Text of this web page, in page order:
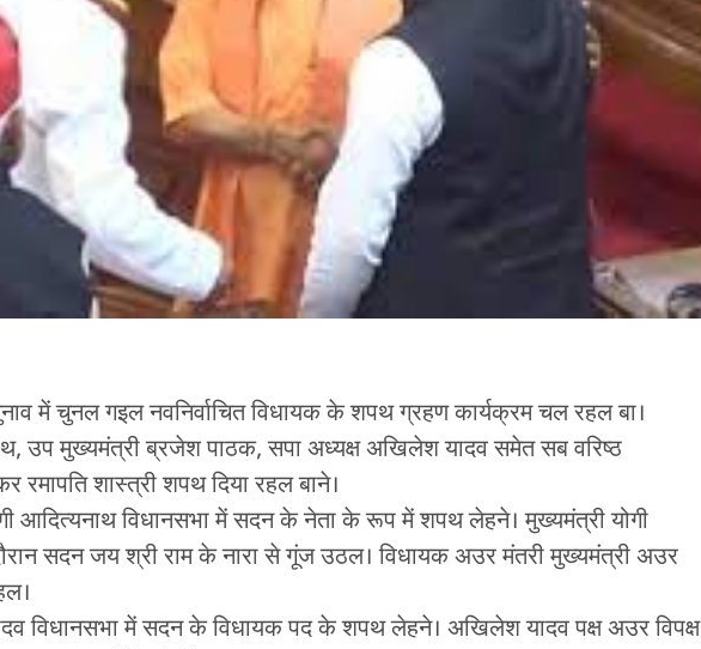
में चुनल गइल नवनिर्वाचित विधायक के शपथ ग्रहण कार्यक्रम चल रहल बा।
उप मुख्यमंत्री ब्रजेश पाठक, सपा अध्यक्ष अखिलेश यादव समेत सब वरिष्ठ
रमापति शास्त्री शपथ दिया रहल बाने।
आदित्यनाथ विधानसभा में सदन के नेता के रूप में शपथ लेहने। मुख्यमंत्री योगी
सदन जय श्री राम के नारा से गूंज उठल। विधायक अउर मंतरी मुख्यमंत्री अउर
विधानसभा में सदन के विधायक पद के शपथ लेहने। अखिलेश यादव पक्ष अउर विपक्ष